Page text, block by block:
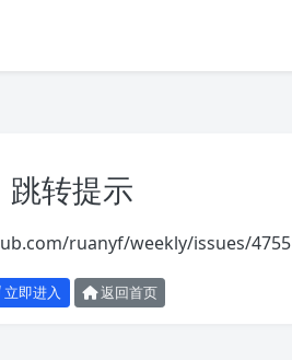
跳转提示
ruanyf/weekly/issues/4755
立即进入 返回首页